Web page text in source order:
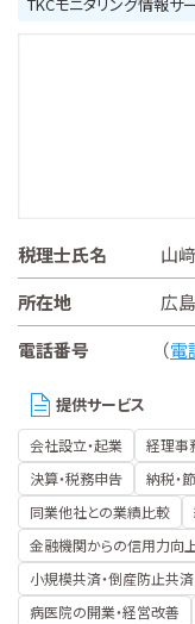
税理士氏名
山
所在地
広
電話番号
（電
提供サービス
会社設立・起業 経理事
決算・税務申告
納税・
同業他社との業績比較
金融機関からの信用力向
小規模共済・倒産防止共済
病医院の開業・経営改善